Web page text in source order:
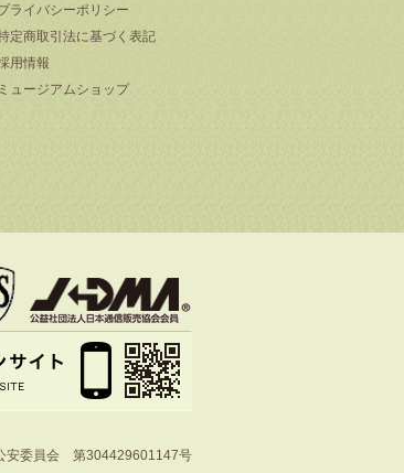
ライバシーポリシー
定商取引法に基づく表記
用情報
ミュージアムショップ
安委員会 第304429601147号